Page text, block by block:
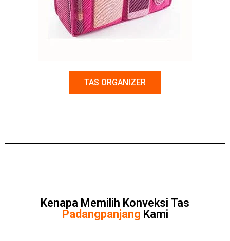
TAS ORGANIZER
Kenapa Memilih Konveksi Tas
Padangpanjang Kami